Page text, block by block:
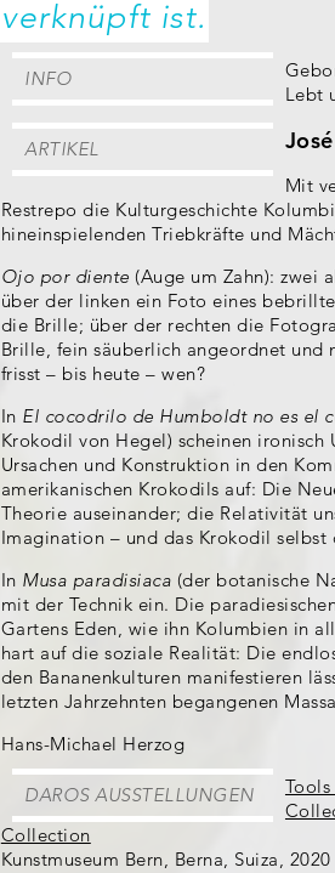
verknüpft ist.
INFO
Lebt
ARTIKEL
Mit
Restrepo die Kulturgeschichte
hineinspielenden Triebkräfte und
Ojo por diente (Auge um Zahn): zwei
über der linken ein Foto eines
die Brille; über der rechten die
Brille, fein säuberlich angeordnet und
frisst – bis heute – wen?
In El cocodrilo de Humboldt no es el
Krokodil von Hegel) scheinen
Ursachen und Konstruktion in den
amerikanischen Krokodils auf: Die
Theorie auseinander; die Relativität
Imagination – und das Krokodil
In Musa paradisiaca (der botanische
mit der Technik ein. Die
Gartens Eden, wie ihn Kolumbien in
hart auf die soziale Realität: Die
den Bananenkulturen manifestieren
letzten Jahrzehnten begangenen
Hans-Michael Herzog
DAROS AUSSTELLUNGEN
Collection
Kunstmuseum Bern, Berna, Suiza, 2020